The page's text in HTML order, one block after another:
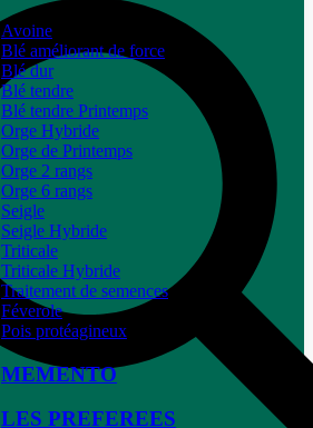
Avoine
Blé améliorant de force
Blé dur
Blé tendre
Blé tendre Printemps
Orge Hybride
Orge de Printemps
Orge 2 rangs
Orge 6 rangs
Seigle
Seigle Hybride
Triticale
Triticale Hybride
Traitement de semences
Féverole
Pois protéagineux
MEMENTO
LES PREFEREES